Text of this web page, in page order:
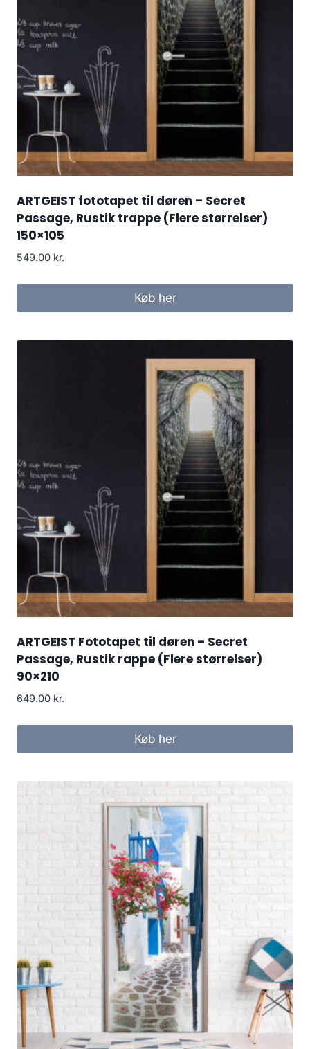
ARTGEIST fototapet til døren – Secret
Passage, Rustik trappe (Flere størrelser)
150×105
549.00 kr.
Køb her
ARTGEIST Fototapet til døren – Secret
Passage, Rustik rappe (Flere størrelser)
90×210
649.00 kr.
Køb her